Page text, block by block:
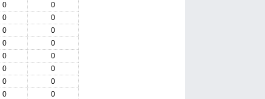
0
0
0
0
0
0
0
0
0
0
0
0
0
0
0
0